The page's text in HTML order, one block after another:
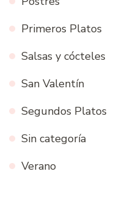
Primeros Platos
Salsas y cócteles
San Valentín
Segundos Platos
Sin categoría
Verano